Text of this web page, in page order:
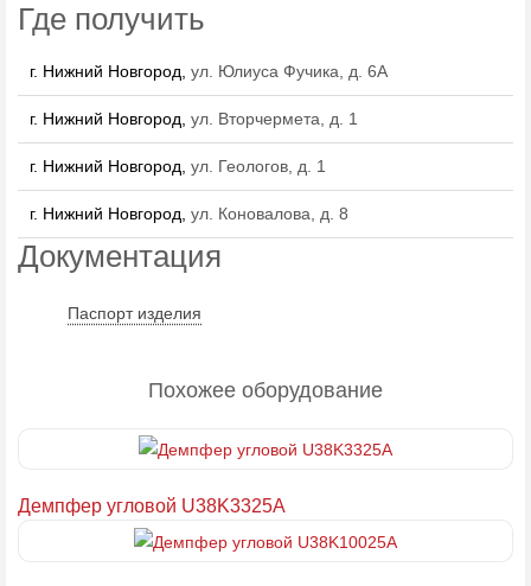
Где получить
г. Нижний Новгород, ул. Юлиуса Фучика, д. 6А
г. Нижний Новгород, ул. Вторчермета, д. 1
г. Нижний Новгород, ул. Геологов, д. 1
г. Нижний Новгород, ул. Коновалова, д. 8
Документация
Паспорт изделия
Похожее оборудование
Демпфер угловой U38K3325A